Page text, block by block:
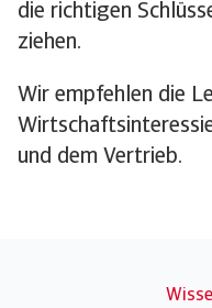
die richtigen
ziehen.
Wir empfehlen die
und dem Vertrieb.